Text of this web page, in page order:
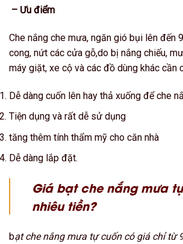
– Ưu điểm
Che nắng che mưa, ngăn gió bụi lên đến
cong, nứt các cửa gỗ,do bị nắng chiếu,
máy giặt, xe cộ và các đồ dùng khác cần
Dễ dàng cuốn lên hay thả xuống để che
Tiện dụng và rất dễ sử dụng
tăng thêm tính thẩm mỹ cho căn nhà
Dễ dàng lắp đặt.
Giá bạt che nắng mưa
nhiêu tiền?
bạt che nắng mưa tự cuốn có giá chỉ từ